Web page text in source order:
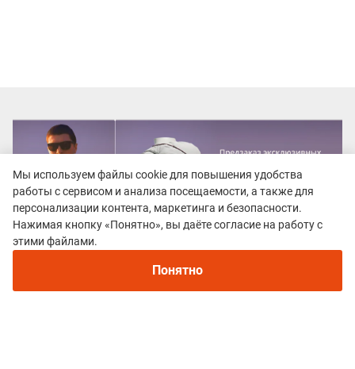
Мы используем файлы cookie для повышения удобства
работы с сервисом и анализа посещаемости, а также для
персонализации контента, маркетинга и безопасности.
Нажимая кнопку «Понятно», вы даёте согласие на работу с
этими файлами.
Понятно